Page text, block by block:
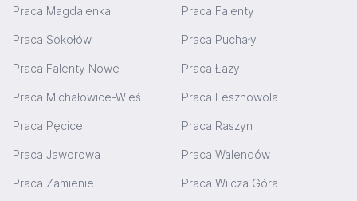
Praca Magdalenka Praca Falenty
Praca Sokołów Praca Puchały
Praca Falenty Nowe Praca Łazy
Praca Michałowice-Wieś Praca Lesznowola
Praca Pęcice Praca Raszyn
Praca Jaworowa Praca Walendów
Praca Zamienie Praca Wilcza Góra